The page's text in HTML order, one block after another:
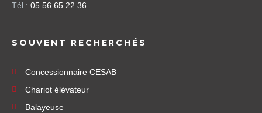
Tél : 05 56 65 22 36
SOUVENT RECHERCHÉS
Concessionnaire CESAB
Chariot élévateur
Balayeuse